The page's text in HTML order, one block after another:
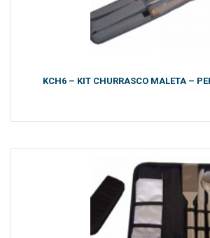
KCH6 – KIT CHURRASCO MALETA –